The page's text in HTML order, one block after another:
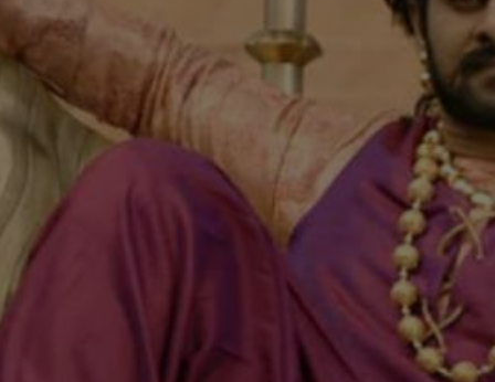
ಅಭಿಮಾನಿಗಳಿಂದ ಡಾರ್ಲಿಂಗ್ ಎಂದೇ
ಕರೆಯಿಸಿಕೊಳ್ಳುವ ನಟ ಪ್ರಭಾಸ್ ನಿಜವಾದ
ಹೆಸರು ವೆಂಕಟ ಸತ್ಯನಾರಾಯಣ ಪ್ರಭಾಸ್ ರಾಜು
ಉಪ್ಪಾಲಪತ್ತಿ ಎಂದಾಗಿದೆ.